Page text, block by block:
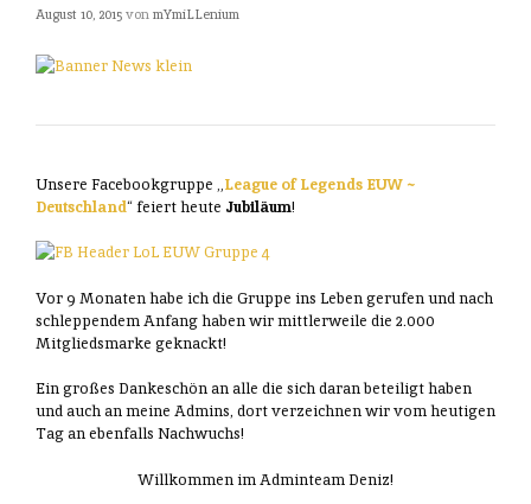
August 10, 2015 von mYmiLLenium
Unsere Facebookgruppe „League of Legends EUW ~
Deutschland“ feiert heute Jubiläum!
Vor 9 Monaten habe ich die Gruppe ins Leben gerufen und nach
schleppendem Anfang haben wir mittlerweile die 2.000
Mitgliedsmarke geknackt!
Ein großes Dankeschön an alle die sich daran beteiligt haben
und auch an meine Admins, dort verzeichnen wir vom heutigen
Tag an ebenfalls Nachwuchs!
Willkommen im Adminteam Deniz!